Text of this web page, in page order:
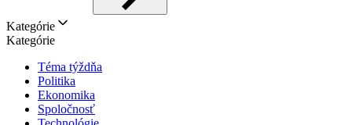
Kategórie
Kategórie
Téma týždňa
Politika
Ekonomika
Spoločnosť